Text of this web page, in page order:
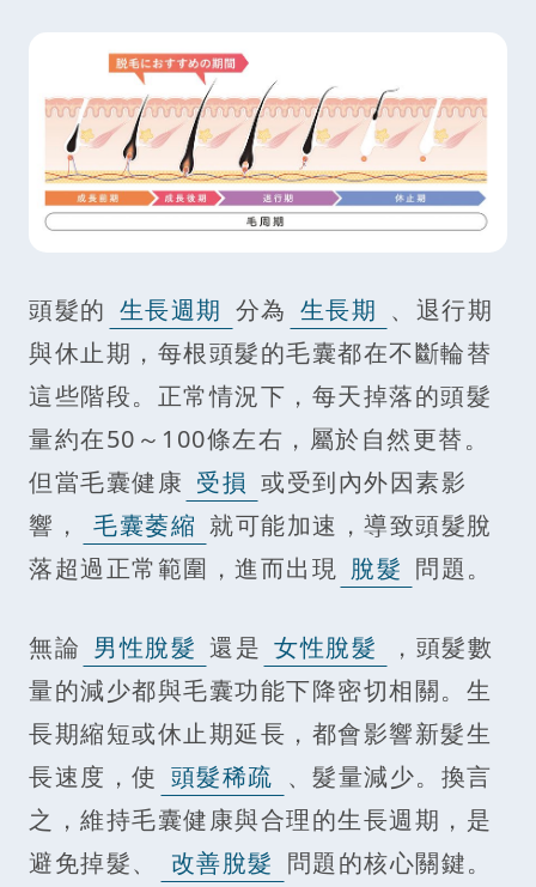
頭髮的 生長週期 分為 生長期 、退行期
與休止期，每根頭髮的毛囊都在不斷輪替
這些階段。正常情況下，每天掉落的頭髮
量約在50～100條左右，屬於自然更替。
但當毛囊健康 受損 或受到內外因素影
響，
毛囊萎縮 就可能加速，導致頭髮脫
落超過正常範圍，進而出現 脫髮 問題。
無論 男性脫髮 還是 女性脫髮
，頭髮數
量的減少都與毛囊功能下降密切相關。生
長期縮短或休止期延長，都會影響新髮生
長速度，使 頭髮稀疏 、髮量減少。換言
之，維持毛囊健康與合理的生長週期，是
避免掉髮、
改善脫髮 問題的核心關鍵。